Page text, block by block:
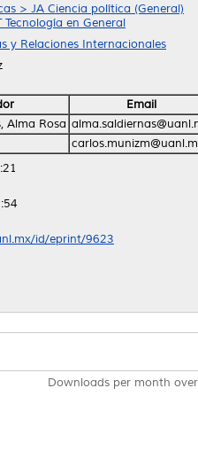
> JA Ciencia política (General)
Tecnología en General
y Relaciones Internacionales
Email
Alma Rosa
id/eprint/9623
Downloads per month